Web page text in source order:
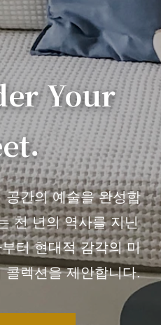
Your
공간의 예술을 완성합
천 년의 역사를 지닌
터 현대적 감각의 미
콜렉션을 제안합니다.